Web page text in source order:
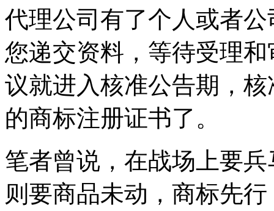
代理公司有了个人或者
您递交资料，等待受理
议就进入核准公告期，
的商标注册证书了。
笔者曾说，在战场上要
则要商品未动，商标先